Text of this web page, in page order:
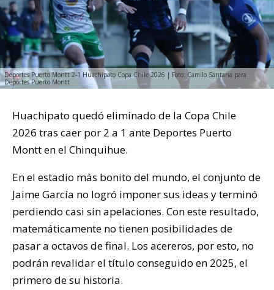
Deportes Puerto Montt 2-1 Huachipato Copa Chile 2026 | Foto: Camilo Santana para
Deportes Puerto Montt
Huachipato quedó eliminado de la Copa Chile
2026 tras caer por 2 a 1 ante Deportes Puerto
Montt en el Chinquihue.
En el estadio más bonito del mundo, el conjunto de
Jaime García no logró imponer sus ideas y terminó
perdiendo casi sin apelaciones. Con este resultado,
matemáticamente no tienen posibilidades de
pasar a octavos de final. Los acereros, por esto, no
podrán revalidar el título conseguido en 2025, el
primero de su historia.